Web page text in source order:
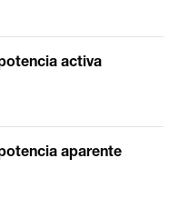
activa
aparente